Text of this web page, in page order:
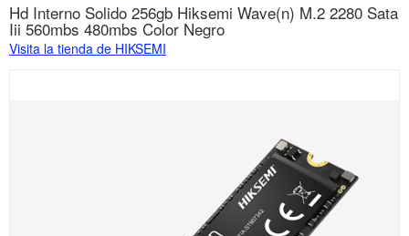
Hd Interno Solido 256gb Hiksemi Wave(n) M.2 2280 Sata
Iii 560mbs 480mbs Color Negro
Visita la tienda de HIKSEMI